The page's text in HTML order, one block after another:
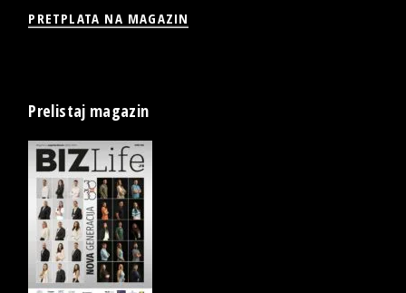
PRETPLATA NA MAGAZIN
Prelistaj magazin